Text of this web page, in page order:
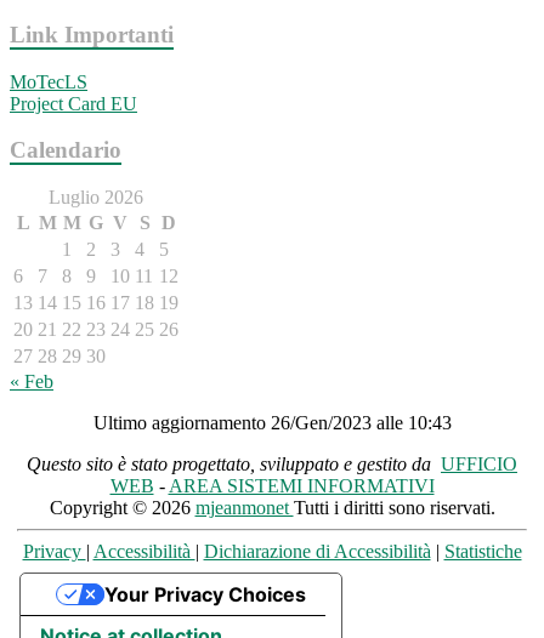
Link Importanti
MoTecLS
Project Card EU
Calendario
Luglio 2026
L M M G V S D
1
2 3 4
5
6
7 8 9 10 11 12
13 14 15 16 17 18 19
20 21 22 23 24 25 26
27 28 29 30
« Feb
Ultimo aggiornamento 26/Gen/2023 alle 10:43
Questo sito è stato progettato, sviluppato e gestito da UFFICIO
WEB - AREA SISTEMI INFORMATIVI
Copyright © 2026 mjeanmonet Tutti i diritti sono riservati.
Privacy | Accessibilità | Dichiarazione di Accessibilità | Statistiche
Your Privacy Choices